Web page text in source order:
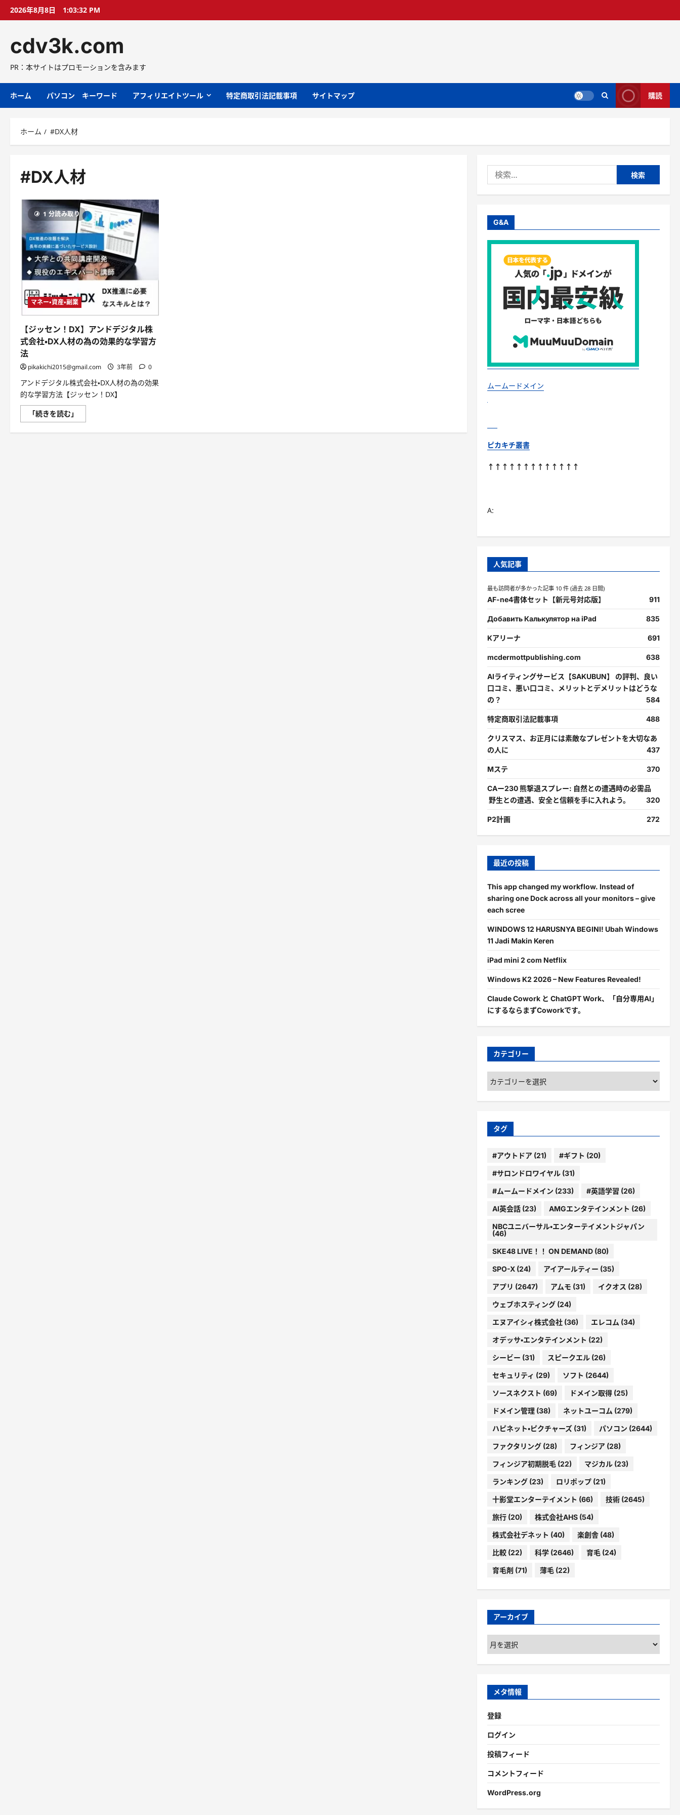
プ
2026年8月8日 1:03:33 PM
cdv3k.com
PR：本サイトはプロモーションを含みます
ホーム パソコン キーワード アフィリエイトツール 特定商取引法記載事項 サイトマップ 購読
ホーム #DX人材
#DX人材
1 分読み取り
マネー・資産・副業
【ジッセン！DX】アンドデジタル株
式会社・DX人材の為の効果的な学習方
法
pikakichi2015@gmail.com 3年前 0
アンドデジタル株式会社・DX人材の為の効果
的な学習方法【ジッセン！DX】
「続きを読む」
ッ
ン！
索:
G&A
ムームードメイン
ピカキチ叢書
↑↑↑↑↑↑↑↑↑↑↑↑↑
A:
人気記事
最も訪問者が多かった記事 10 件 (過去 28 日間)
AF-ne4書体セット【新元号対応版】 911
Добавить Калькулятор на iPad 835
Kアリーナ 691
mcdermottpublishing.com 638
AIライティングサービス【SAKUBUN】 の評判、良い
口コミ、悪い口コミ、メリットとデメリットはどうな
の？
584
特定商取引法記載事項 488
クリスマス、お正月には素敵なプレゼントを大切なあ
の人に
437
Mステ 370
CAー230 熊撃退スプレー: 自然との遭遇時の必需品
野生との遭遇、安全と信頼を手に入れよう。
320
P2計画 272
最近の投稿
This app changed my workflow. Instead of
sharing one Dock across all your monitors – give
each scree
WINDOWS 12 HARUSNYA BEGINI! Ubah Windows
11 Jadi Makin Keren
iPad mini 2 com Netflix
Windows K2 2026 – New Features Revealed!
Claude Cowork と ChatGPT Work、「自分専用AI」
にするならまずCoworkです。
カテゴリー
カ
テ
ゴ
ー
タグ
#アウトドア(21) #ギフト (20)
#サロンドロワイヤル(31)
#ムームードメイン (233) #英語学習 (26)
AI英会話(23) AMGエンタテインメント (26)
NBCユニバーサル・エンターテイメントジャパン
(46)
SKE48 LIVE！！ ON DEMAND(80)
SPO-X(24) アイアールティー (35)
アプリ (2647) アムモ (31) イクオス (28)
ウェブホスティング(24)
エヌアイシィ株式会社(36) エレコム (34)
オデッサ・エンタテインメント (22)
シービー (31) スピークエル(26)
セキュリティ (29) ソフト (2644)
ソースネクスト (69) ドメイン取得(25)
ドメイン管理(38) ネットユーコム (279)
ハピネット・ピクチャーズ(31) パソコン (2644)
ファクタリング(28) フィンジア(28)
フィンジア初期脱毛(22) マジカル(23)
ランキング(23) ロリポップ(21)
十影堂エンターテイメント (66) 技術(2645)
旅行(20) 株式会社AHS(54)
株式会社デネット (40) 楽創舎(48)
比較(22) 科学(2646) 育毛(24)
育毛剤 (71) 薄毛(22)
アーカイブ
ア
ー
カ
ブ
メタ情報
登録
ログイン
投稿フィード
コメントフィード
WordPress.org